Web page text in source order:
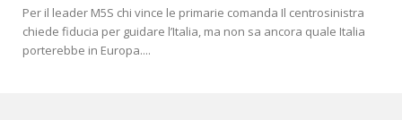
Per il leader M5S chi vince le primarie comanda Il centrosinistra
chiede fiducia per guidare l’Italia, ma non sa ancora quale Italia
porterebbe in Europa....